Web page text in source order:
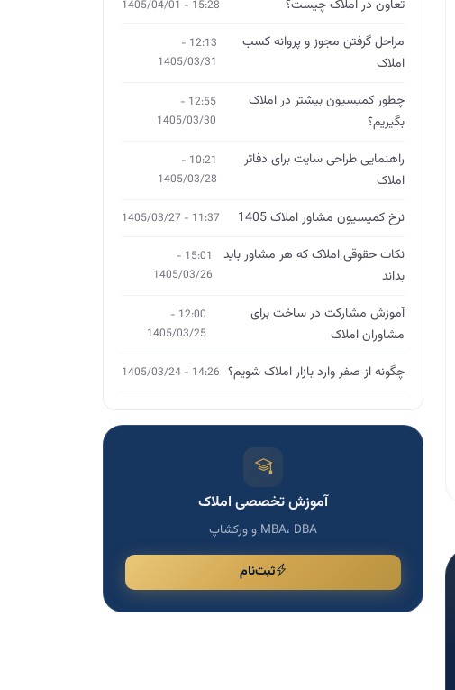
تعاون در املاک چیست؟ 15:28 - 1405/04/01
مراحل گرفتن مجوز و پروانه کسب
املاک
12:13 -
1405/03/31
چطور کمیسیون بیشتر در املاک
بگیریم؟
12:55 -
1405/03/30
راهنمایی طراحی سایت برای دفاتر
املاک
10:21 -
1405/03/28
نرخ کمیسیون مشاور املاک 1405 11:37 - 1405/03/27
نکات حقوقی املاک که هر مشاور باید
بداند
15:01 -
1405/03/26
آموزش مشارکت در ساخت برای
مشاوران املاک
12:00 -
1405/03/25
چگونه از صفر وارد بازار املاک شویم؟ 14:26 - 1405/03/24
آموزش تخصصی املاک
MBA، DBA و ورکشاپ
ثبت‌نام